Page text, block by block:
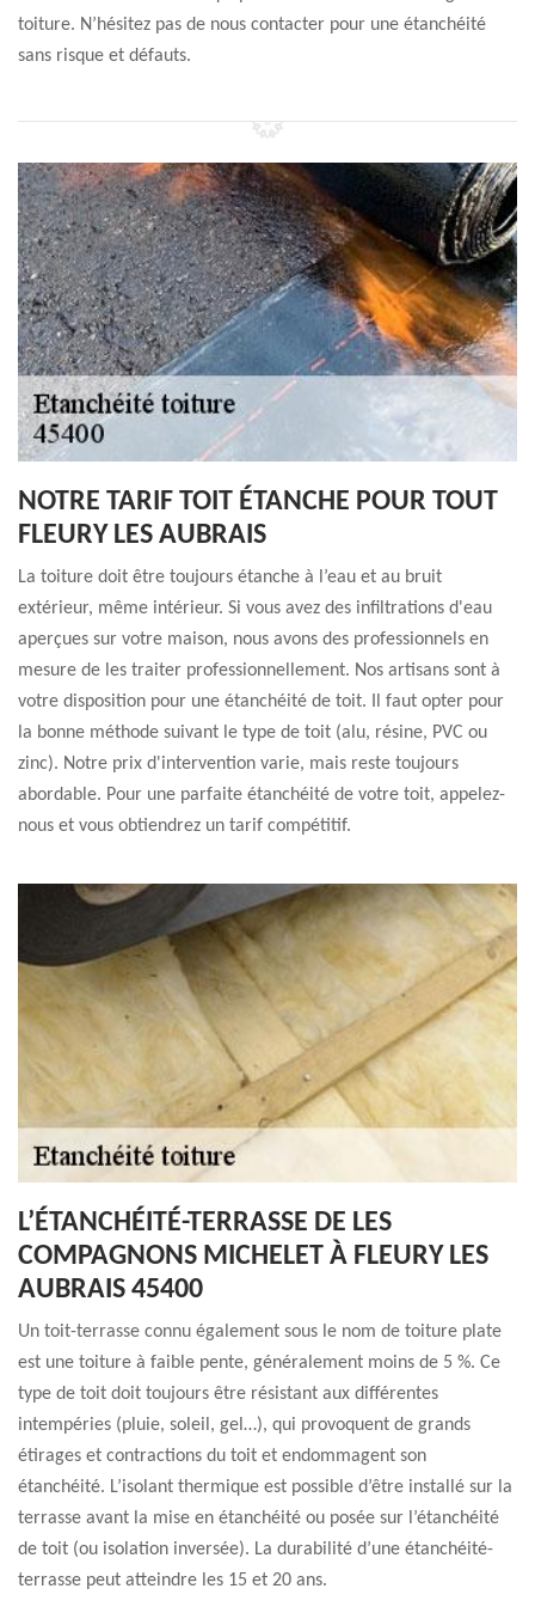
toiture. N’hésitez pas de nous contacter pour une étanchéité
sans risque et défauts.
NOTRE TARIF TOIT ÉTANCHE POUR TOUT
FLEURY LES AUBRAIS
La toiture doit être toujours étanche à l’eau et au bruit
extérieur, même intérieur. Si vous avez des infiltrations d'eau
aperçues sur votre maison, nous avons des professionnels en
mesure de les traiter professionnellement. Nos artisans sont à
votre disposition pour une étanchéité de toit. Il faut opter pour
la bonne méthode suivant le type de toit (alu, résine, PVC ou
zinc). Notre prix d'intervention varie, mais reste toujours
abordable. Pour une parfaite étanchéité de votre toit, appelez-
nous et vous obtiendrez un tarif compétitif.
L’ÉTANCHÉITÉ-TERRASSE DE LES
COMPAGNONS MICHELET À FLEURY LES
AUBRAIS 45400
Un toit-terrasse connu également sous le nom de toiture plate
est une toiture à faible pente, généralement moins de 5 %. Ce
type de toit doit toujours être résistant aux différentes
intempéries (pluie, soleil, gel…), qui provoquent de grands
étirages et contractions du toit et endommagent son
étanchéité. L’isolant thermique est possible d’être installé sur la
terrasse avant la mise en étanchéité ou posée sur l’étanchéité
de toit (ou isolation inversée). La durabilité d’une étanchéité-
terrasse peut atteindre les 15 et 20 ans.